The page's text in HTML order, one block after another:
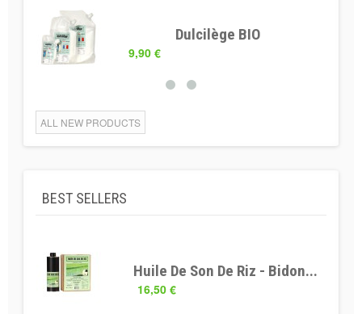
Dulcilège BIO
9,90 €
ALL NEW PRODUCTS
BEST SELLERS
Huile De Son De Riz - Bidon...
16,50 €